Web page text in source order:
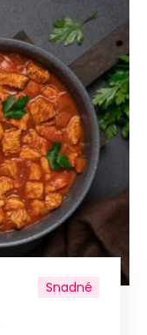
Snadné